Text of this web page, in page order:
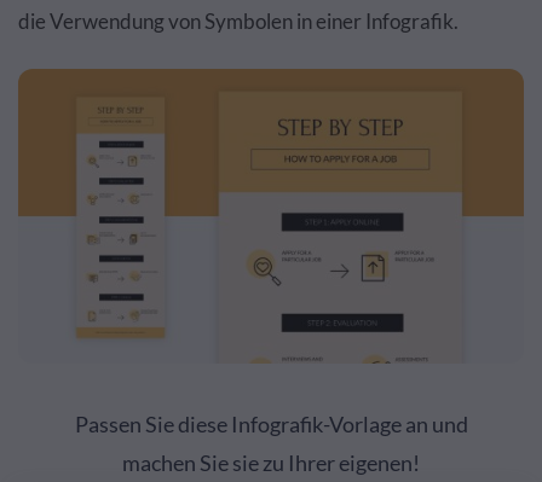
die Verwendung von Symbolen in einer Infografik.
Passen Sie diese Infografik-Vorlage an und
machen Sie sie zu Ihrer eigenen!